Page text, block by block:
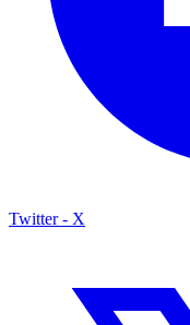
Twitter - X